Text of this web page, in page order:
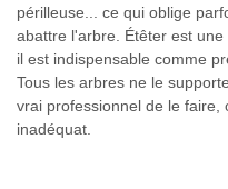
périlleuse... ce qui oblige
abattre l'arbre. Étêter est
il est indispensable comme
Tous les arbres ne le
vrai professionnel de le faire,
inadéquat.